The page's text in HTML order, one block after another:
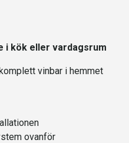
i kök eller vardagsrum
vinbar i hemmet
ovanför